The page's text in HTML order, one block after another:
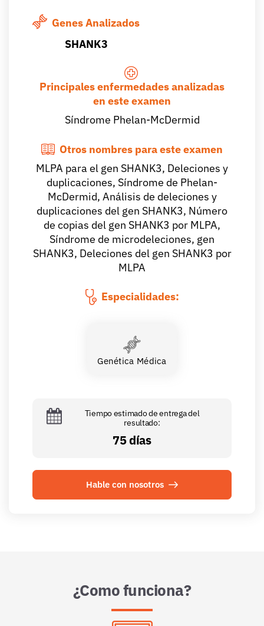
Genes Analizados
SHANK3
Principales enfermedades analizadas
en este examen
Síndrome Phelan-McDermid
Otros nombres para este examen
MLPA para el gen SHANK3, Deleciones y
duplicaciones, Síndrome de Phelan-
McDermid, Análisis de deleciones y
duplicaciones del gen SHANK3, Número
de copias del gen SHANK3 por MLPA,
Síndrome de microdeleciones, gen
SHANK3, Deleciones del gen SHANK3 por
MLPA
Especialidades:
Genética Médica
Hable con nosotros
Tiempo estimado de entrega del
resultado:
75 días
¿Como funciona?